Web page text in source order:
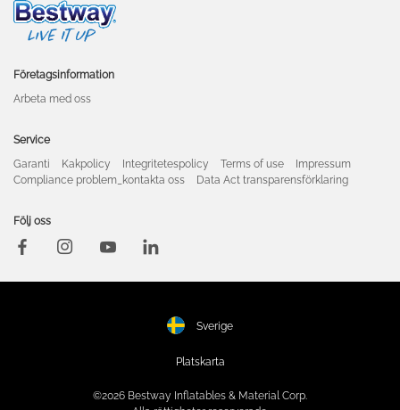
Företagsinformation
Arbeta med oss
Service
Garanti
Kakpolicy Integritetespolicy Terms of use
Impressum
Compliance problem_kontakta oss
Data Act transparensförklaring
Följ oss
Sverige
Platskarta
©2026 Bestway Inflatables & Material Corp.